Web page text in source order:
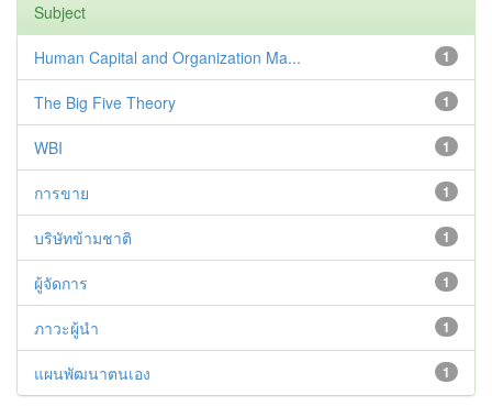
Subject
1
Human Capital and Organization Ma...
1
The Big Five Theory
1
WBI
1
การขาย
1
บริษัทข้ามชาติ
1
ผู้จัดการ
1
ภาวะผู้นำ
1
แผนพัฒนาตนเอง